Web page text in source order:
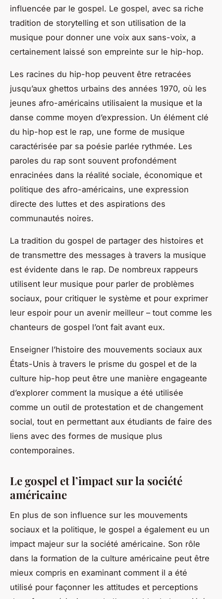
influencée par le gospel. Le gospel, avec sa riche
tradition de storytelling et son utilisation de la
musique pour donner une voix aux sans-voix, a
certainement laissé son empreinte sur le hip-hop.
Les racines du hip-hop peuvent être retracées
jusqu’aux ghettos urbains des années 1970, où les
jeunes afro-américains utilisaient la musique et la
danse comme moyen d’expression. Un élément clé
du hip-hop est le rap, une forme de musique
caractérisée par sa poésie parlée rythmée. Les
paroles du rap sont souvent profondément
enracinées dans la réalité sociale, économique et
politique des afro-américains, une expression
directe des luttes et des aspirations des
communautés noires.
La tradition du gospel de partager des histoires et
de transmettre des messages à travers la musique
est évidente dans le rap. De nombreux rappeurs
utilisent leur musique pour parler de problèmes
sociaux, pour critiquer le système et pour exprimer
leur espoir pour un avenir meilleur – tout comme les
chanteurs de gospel l’ont fait avant eux.
Enseigner l’histoire des mouvements sociaux aux
États-Unis à travers le prisme du gospel et de la
culture hip-hop peut être une manière engageante
d’explorer comment la musique a été utilisée
comme un outil de protestation et de changement
social, tout en permettant aux étudiants de faire des
liens avec des formes de musique plus
contemporaines.
Le gospel et l’impact sur la société
américaine
En plus de son influence sur les mouvements
sociaux et la politique, le gospel a également eu un
impact majeur sur la société américaine. Son rôle
dans la formation de la culture américaine peut être
mieux compris en examinant comment il a été
utilisé pour façonner les attitudes et perceptions